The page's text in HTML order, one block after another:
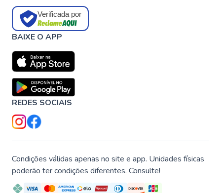
Verificada por
BAIXE O APP
REDES SOCIAIS
Condições válidas apenas no site e app. Unidades físicas
poderão ter condições diferentes. Consulte!